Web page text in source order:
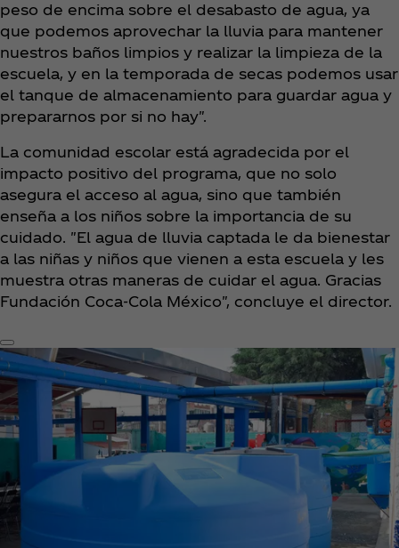
peso de encima sobre el desabasto de agua, ya
que podemos aprovechar la lluvia para mantener
nuestros baños limpios y realizar la limpieza de la
escuela, y en la temporada de secas podemos usar
el tanque de almacenamiento para guardar agua y
prepararnos por si no hay".
La comunidad escolar está agradecida por el
impacto positivo del programa, que no solo
asegura el acceso al agua, sino que también
enseña a los niños sobre la importancia de su
cuidado. "El agua de lluvia captada le da bienestar
a las niñas y niños que vienen a esta escuela y les
muestra otras maneras de cuidar el agua. Gracias
Fundación Coca‑Cola México", concluye el director.